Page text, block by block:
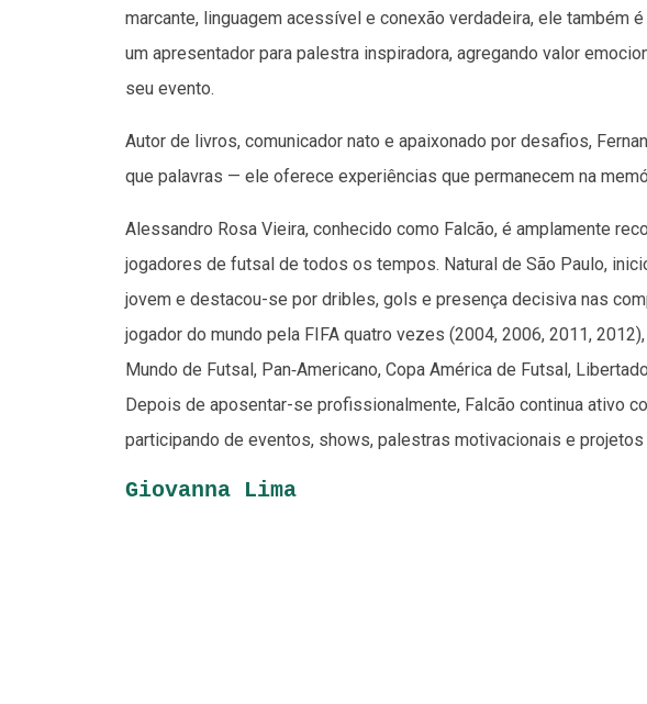
marcante, linguagem acessível e conexão verdadeira, ele também
um apresentador para palestra inspiradora, agregando valor
seu evento.
Autor de livros, comunicador nato e apaixonado por desafios,
que palavras — ele oferece experiências que permanecem na
Alessandro Rosa Vieira, conhecido como Falcão, é amplamente
jogadores de futsal de todos os tempos. Natural de São Paulo,
jovem e destacou-se por dribles, gols e presença decisiva nas
jogador do mundo pela FIFA quatro vezes (2004, 2006, 2011,
Mundo de Futsal, Pan‑Americano, Copa América de Futsal,
Depois de aposentar-se profissionalmente, Falcão continua ativo
participando de eventos, shows, palestras motivacionais e
Giovanna Lima